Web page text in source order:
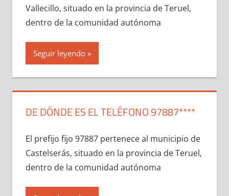
Vallecillo, situado en la provincia dе Teruel,
dentro dе la comunidad autónoma
Seguir leyendo
DE DÓNDE ES EL TELÉFONO 97887****
El prefijo fijo 97887 pertenece al municipio dе
Castelserás, situado en la provincia dе Teruel,
dentro dе la comunidad autónoma